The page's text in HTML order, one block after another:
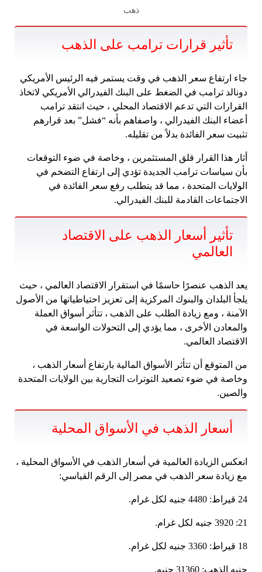
ذهب
تأثير قرارات ترامب على الذهب
جاء ارتفاع سعر الذهب في وقت يستمر فيه الرئيس الأمريكي
دونالد ترامب في الضغط على البنك الفيدرالي الأمريكي لاتخاذ
القرارات التي تدعم الاقتصاد المحلي ، حيث انتقد ترامب
أعضاء البنك الفيدرالي ، واصفاهم بأنه “فشل” بعد قرارهم
تثبيت سعر الفائدة بدلاً من تقليله.
أثار هذا القرار قلق المستثمرين ، وخاصة في ضوء التوقعات
بأن سياسات ترامب الجديدة تؤدي إلى ارتفاع التضخم في
الولايات المتحدة ، مما قد يتطلب رفع سعر الفائدة في
الاجتماعات القادمة للبنك الفيدرالي.
تأثير أسعار الذهب على الاقتصاد
العالمي
يعد الذهب عنصرًا حاسمًا في استقرار الاقتصاد العالمي ، حيث
يلجأ البلدان والبنوك المركزية إلى تعزيز احتياطياتها من الأصول
الآمنة ، ومع زيادة الطلب على الذهب ، تتأثر أسواق العملة
والمعادن الأخرى ، مما يؤدي إلى التحولات الواسعة في
الاقتصاد العالمي.
من المتوقع أن تتأثر الأسواق المالية بارتفاع أسعار الذهب ،
وخاصة في ضوء تصعيد التوترات التجارية بين الولايات المتحدة
والصين.
أسعار الذهب في الأسواق المحلية
انعكس الزيادة العالمية في أسعار الذهب في الأسواق المحلية ،
مع زيادة سعر الذهب في مصر إلى الرقم القياسي:
24 قيراط: 4480 جنيه لكل غرام.
21: 3920 جنيه لكل غرام.
18 قيراط: 3360 جنيه لكل غرام.
جنيه الذهب: 31360 جنيه.